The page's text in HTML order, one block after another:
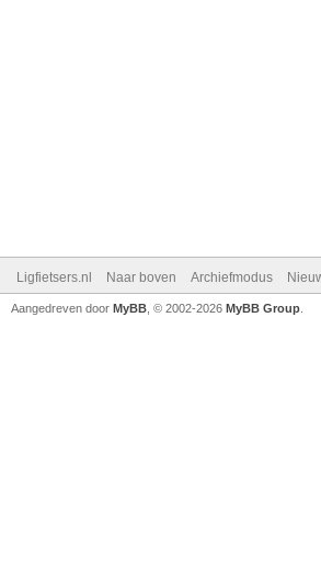
Ligfietsers.nl Naar boven Archiefmodus
Aangedreven door MyBB , © 2002-2026 MyBB Group